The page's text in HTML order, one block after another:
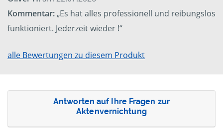
Kommentar:„Es hat alles professionell und reibungslos
funktioniert. Jederzeit wieder !“
alle Bewertungen zu diesem Produkt
Antworten auf Ihre Fragen zur
Aktenvernichtung